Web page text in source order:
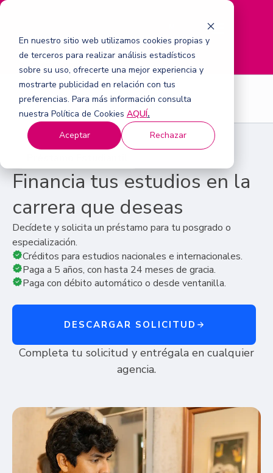
En nuestro sitio web utilizamos cookies propias y
de terceros para realizar análisis estadísticos
sobre su uso, ofrecerte una mejor experiencia y
mostrarte publicidad en relación con tus
preferencias. Para más información consulta
nuestra Política de Cookies AQUÍ.
Aceptar
Rechazar
e
ú
Financia tus estudios en la
carrera que deseas
Decídete y solicita un préstamo para tu posgrado o
especialización.
Créditos para estudios nacionales e internacionales.
Paga a 5 años, con hasta 24 meses de gracia.
Paga con débito automático o desde ventanilla.
DESCARGAR SOLICITUD
Completa tu solicitud y entrégala en cualquier
agencia.